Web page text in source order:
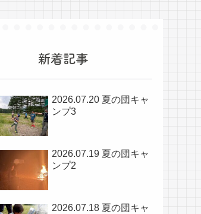
新着記事
2026.07.20 夏の団キャ
ンプ3
2026.07.19 夏の団キャ
ンプ2
2026.07.18 夏の団キャ